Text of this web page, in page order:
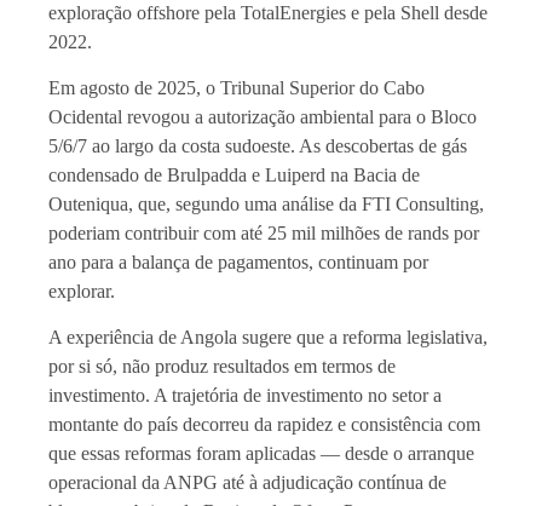
exploração offshore pela TotalEnergies e pela Shell desde
2022.
Em agosto de 2025, o Tribunal Superior do Cabo
Ocidental revogou a autorização ambiental para o Bloco
5/6/7 ao largo da costa sudoeste. As descobertas de gás
condensado de Brulpadda e Luiperd na Bacia de
Outeniqua, que, segundo uma análise da FTI Consulting,
poderiam contribuir com até 25 mil milhões de rands por
ano para a balança de pagamentos, continuam por
explorar.
A experiência de Angola sugere que a reforma legislativa,
por si só, não produz resultados em termos de
investimento. A trajetória de investimento no setor a
montante do país decorreu da rapidez e consistência com
que essas reformas foram aplicadas — desde o arranque
operacional da ANPG até à adjudicação contínua de